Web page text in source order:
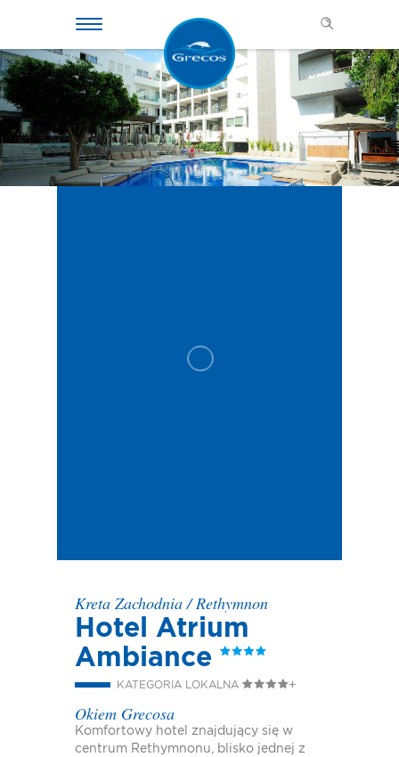
Kreta Zachodnia/Rethymnon
Hotel Atrium
Ambiance
KATEGORIA LOKALNA
Okiem Grecosa
Komfortowy hotel znajdujący się w
centrum Rethymnonu, blisko jednej z